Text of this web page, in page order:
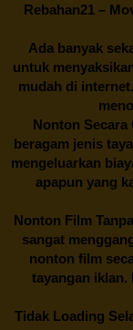
Rebahan21 –
Ada banyak
untuk
mudah di
Nonton Secara
beragam jenis
mengeluarkan
apapun yang
Nonton Film
sangat
nonton film
tayangan iklan.
Tidak Loading